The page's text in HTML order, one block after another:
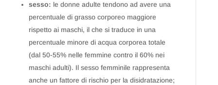
sesso: le donne adulte tendono ad avere una
percentuale di grasso corporeo maggiore
rispetto ai maschi, il che si traduce in una
percentuale minore di acqua corporea totale
(dal 50-55% nelle femmine contro il 60% nei
maschi adulti). Il sesso femminile rappresenta
anche un fattore di rischio per la disidratazione;